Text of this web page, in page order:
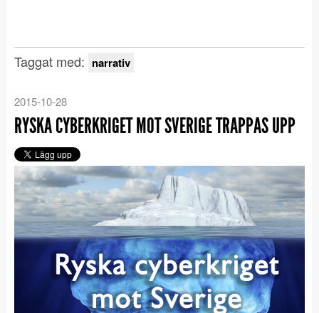
Taggat med: narrativ
2015-10-28
RYSKA CYBERKRIGET MOT SVERIGE TRAPPAS UPP